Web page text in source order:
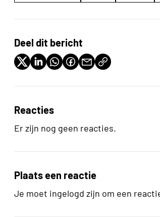
Deel dit bericht
Reacties
Er zijn nog geen reacties.
Plaats een reactie
Je moet ingelogd zijn om een